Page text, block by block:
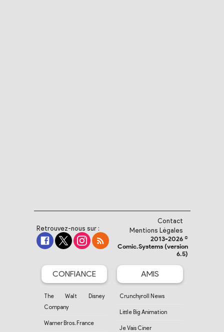
Retrouvez-nous sur :
Contact
Mentions Légales
2013-2026 ©
Comic.Systems (version
6.5)
CONFIANCE
The Walt Disney
Company
Warner Bros. France
AMIS
Crunchyroll News
Little Big Animation
Je Vais Ciner